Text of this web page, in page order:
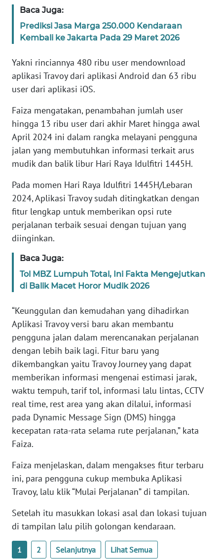
Baca Juga:
Prediksi Jasa Marga 250.000 Kendaraan
Kembali ke Jakarta Pada 29 Maret 2026
Yakni rinciannya 480 ribu user mendownload
aplikasi Travoy dari aplikasi Android dan 63 ribu
user dari aplikasi iOS.
Faiza mengatakan, penambahan jumlah user
hingga 13 ribu user dari akhir Maret hingga awal
April 2024 ini dalam rangka melayani pengguna
jalan yang membutuhkan informasi terkait arus
mudik dan balik libur Hari Raya Idulfitri 1445H.
Pada momen Hari Raya Idulfitri 1445H/Lebaran
2024, Aplikasi Travoy sudah ditingkatkan dengan
fitur lengkap untuk memberikan opsi rute
perjalanan terbaik sesuai dengan tujuan yang
diinginkan.
Baca Juga:
Tol MBZ Lumpuh Total, Ini Fakta Mengejutkan
di Balik Macet Horor Mudik 2026
“Keunggulan dan kemudahan yang dihadirkan
Aplikasi Travoy versi baru akan membantu
pengguna jalan dalam merencanakan perjalanan
dengan lebih baik lagi. Fitur baru yang
dikembangkan yaitu Travoy Journey yang dapat
memberikan informasi mengenai estimasi jarak,
waktu tempuh, tarif tol, informasi lalu lintas, CCTV
real time, rest area yang akan dilalui, informasi
pada Dynamic Message Sign (DMS) hingga
kecepatan rata-rata selama rute perjalanan,” kata
Faiza.
Faiza menjelaskan, dalam mengakses fitur terbaru
ini, para pengguna cukup membuka Aplikasi
Travoy, lalu klik “Mulai Perjalanan” di tampilan.
Setelah itu masukkan lokasi asal dan lokasi tujuan
di tampilan lalu pilih golongan kendaraan.
1 2 Selanjutnya Lihat Semua
IKLAN
TENTANG
KAMI
PEDOMAN
MEDIA
SIBER
REDAKSI
KARIR
DISCLAIMER
Wahana
News
Regional
WN
WN
JAKARTA
WN
JABAR
BANTEN
WN
NTT
WN
KEPRI
PAPUA
WN
BARAT
WN
RIAU